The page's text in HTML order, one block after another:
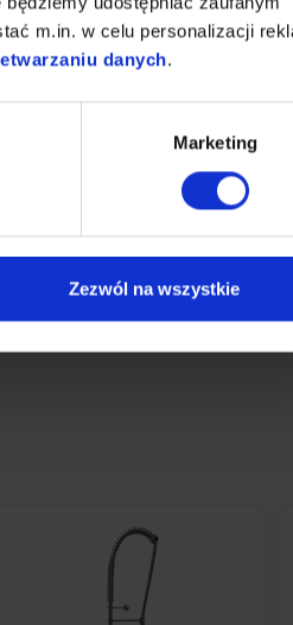
m.in. w celu personalizacji
danych.
Marketing
Zezwól na wszystkie